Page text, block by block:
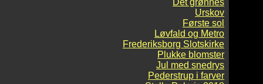
Det grønnes
Urskov
Første sol
Løvfald og Metro
Frederiksborg Slotskirke
Plukke blomster
Jul med snedrys
Pederstrup i farver